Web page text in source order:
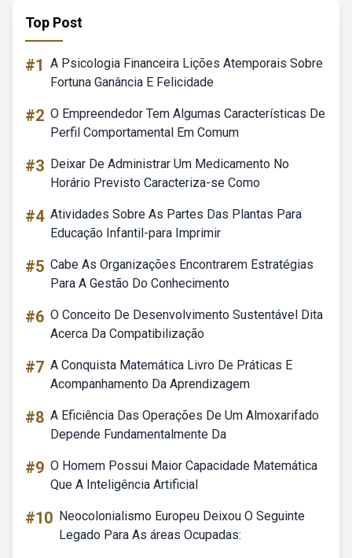
Top Post
#1 A Psicologia Financeira Lições Atemporais Sobre
Fortuna Ganância E Felicidade
#2 O Empreendedor Tem Algumas Características De
Perfil Comportamental Em Comum
#3 Deixar De Administrar Um Medicamento No
Horário Previsto Caracteriza-se Como
#4 Atividades Sobre As Partes Das Plantas Para
Educação Infantil-para Imprimir
#5 Cabe As Organizações Encontrarem Estratégias
Para A Gestão Do Conhecimento
#6 O Conceito De Desenvolvimento Sustentável Dita
Acerca Da Compatibilização
#7 A Conquista Matemática Livro De Práticas E
Acompanhamento Da Aprendizagem
#8 A Eficiência Das Operações De Um Almoxarifado
Depende Fundamentalmente Da
#9 O Homem Possui Maior Capacidade Matemática
Que A Inteligência Artificial
#10 Neocolonialismo Europeu Deixou O Seguinte
Legado Para As áreas Ocupadas: